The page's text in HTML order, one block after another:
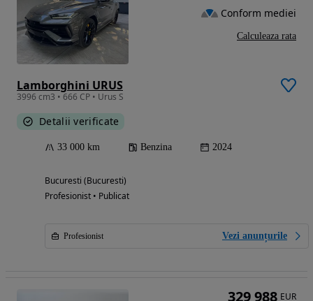
Lamborghini URUS
3996 cm3 • 666 CP • Urus S
Detalii verificate
33 000 km Benzina 2024
Bucuresti (Bucuresti)
Profesionist • Publicat
Profesionist Vezi anunțurile
Conform mediei
Calculeaza rata
329 988 EUR